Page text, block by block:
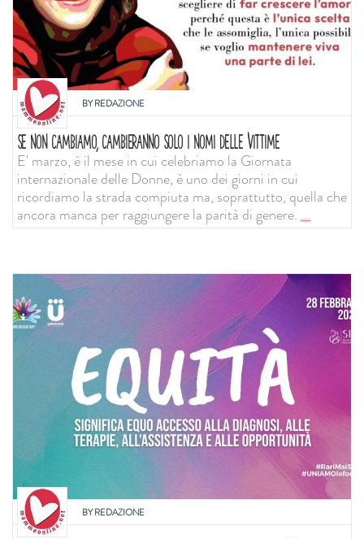
BYREDAZIONE
SE NON CAMBIAMO, CAMBIERANNO SOLO I NOMI DELLE VITTIME
E' marzo, è il mese in cui celebriamo la Giornata
internazionale delle Donne, è uno dei giorni in cui
ricordiamo la strada compiuta ma, soprattutto, quella che
ancora manca per raggiungere la parità di genere. ...
BYREDAZIONE